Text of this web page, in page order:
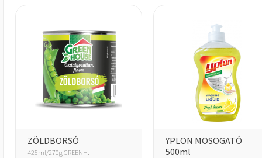
ZÖLDBORSÓ
425ml/270g GREENH.
YPLON MOSOGATÓ
500ml